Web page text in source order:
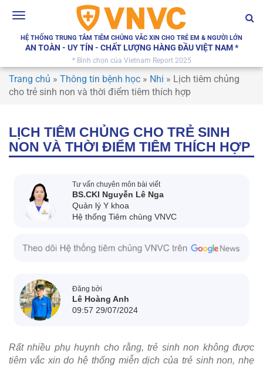
Toggle
HỆ THỐNG TRUNG TÂM TIÊM CHỦNG VẮC XIN CHO TRẺ EM & NGƯỜI LỚN
AN TOÀN - UY TÍN - CHẤT LƯỢNG HÀNG ĐẦU VIỆT NAM *
* Bình chọn của Vietnam Report 2025
Trang chủ » Thông tin bệnh học » Nhi » Lịch tiêm chủng
cho trẻ sinh non và thời điểm tiêm thích hợp
LỊCH TIÊM CHỦNG CHO TRẺ SINH
NON VÀ THỜI ĐIỂM TIÊM THÍCH HỢP
Tư vấn chuyên môn bài viết
BS.CKI Nguyễn Lê Nga
Quản lý Y khoa
Hệ thống Tiêm chủng VNVC
Đăng bởi
Lê Hoàng Anh
09:57 29/07/2024
Rất nhiều phụ huynh cho rằng, trẻ sinh non không được
tiêm vắc xin do hệ thống miễn dịch của trẻ sinh non, nhẹ